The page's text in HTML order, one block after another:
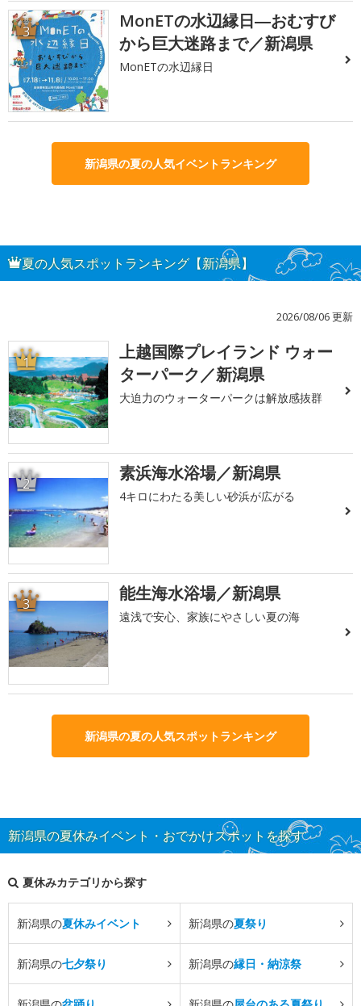
3
MonETの水辺縁日―おむすび
から巨大迷路まで／新潟県
MonETの水辺縁日
新潟県の夏の人気イベントランキング
夏の人気スポットランキング【新潟県】
2026/08/06 更新
1
上越国際プレイランド ウォー
ターパーク／新潟県
大迫力のウォーターパークは解放感抜群
2 素浜海水浴場／新潟県
4キロにわたる美しい砂浜が広がる
3 能生海水浴場／新潟県
遠浅で安心、家族にやさしい夏の海
新潟県の夏の人気スポットランキング
新潟県の夏休みイベント・おでかけスポットを探す
夏休みカテゴリから探す
新潟県の夏休みイベント 新潟県の夏祭り
新潟県の七夕祭り 新潟県の縁日・納涼祭